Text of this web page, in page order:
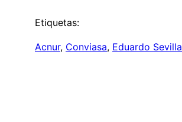
Etiquetas:
Acnur, Conviasa, Eduardo Sevilla